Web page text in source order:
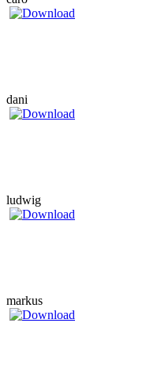
dani
ludwig
markus